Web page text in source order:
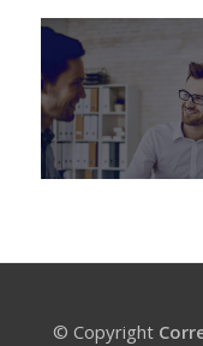
© Copyright